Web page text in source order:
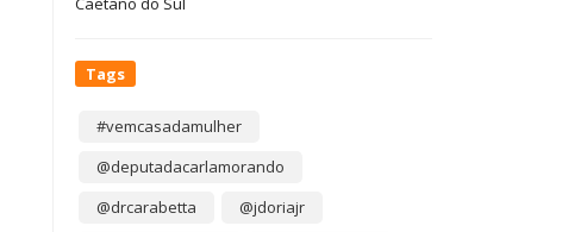
Tags
#vemcasadamulher
@deputadacarlamorando
@drcarabetta
@jdoriajr